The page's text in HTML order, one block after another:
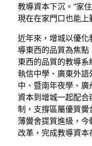
教導資本下沉。”家
現在在家門口也能上
近年來，增城以優
導東西的品質為焦點
東西的品質的教導系
執信中學、廣東外
中、暨南年夜學、
資本到增城一起配合
制，支撐區屬優質
薄黌舍提質進級，
改革，完成教導資本